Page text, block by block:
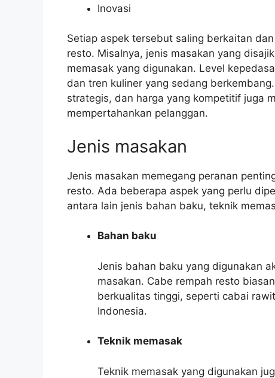
Inovasi
Setiap aspek tersebut saling berkaitan
resto. Misalnya, jenis masakan yang
memasak yang digunakan. Level
dan tren kuliner yang sedang
strategis, dan harga yang kompetitif juga
mempertahankan pelanggan.
Jenis masakan
Jenis masakan memegang peranan
resto. Ada beberapa aspek yang perlu
antara lain jenis bahan baku, teknik
Bahan baku
Jenis bahan baku yang digunakan
masakan. Cabe rempah resto
berkualitas tinggi, seperti cabai
Indonesia.
Teknik memasak
Teknik memasak yang digunakan